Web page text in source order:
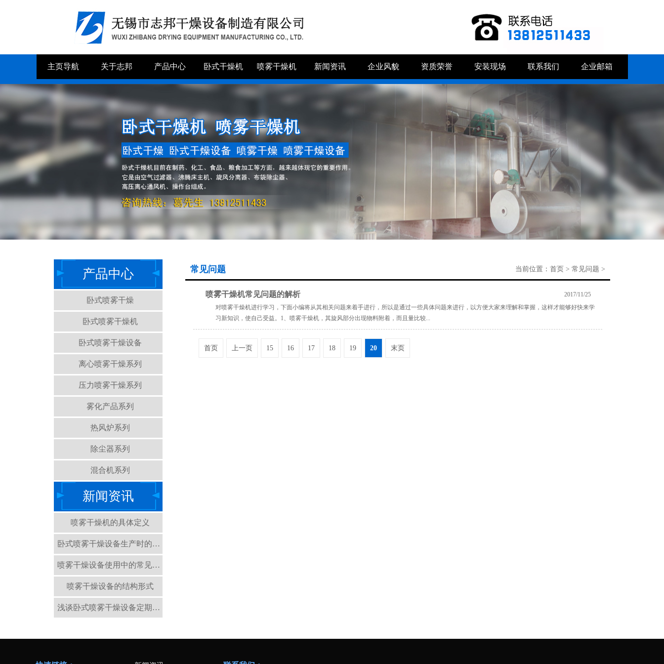
主页导航 关于志邦 产品中心 卧式干燥机 喷雾干燥机 新闻资讯 企业风貌 资质荣誉 安装现场 联系我们 企业邮箱
产品中心
卧式喷雾干燥
卧式喷雾干燥机
卧式喷雾干燥设备
离心喷雾干燥系列
压力喷雾干燥系列
雾化产品系列
热风炉系列
除尘器系列
混合机系列
新闻资讯
喷雾干燥机的具体定义
卧式喷雾干燥设备生产时的注意事项有哪些？
喷雾干燥设备使用中的常见情况
喷雾干燥设备的结构形式
浅谈卧式喷雾干燥设备定期检查的重要性
常见问题 当前位置： 首页 > 常见问题 >
喷雾干燥机常见问题的解析
2017/11/25
对喷雾干燥机进行学习，下面小编将从其相关问题来着手进行，所以是通过一些具体问题来进行，以方便大家来理解和掌握，这样才能够好快来学
习新知识，使自己受益。1、喷雾干燥机，其旋风部分出现物料附着，而且量比较...
首页 上一页 15 16 17 18 19 20 末页